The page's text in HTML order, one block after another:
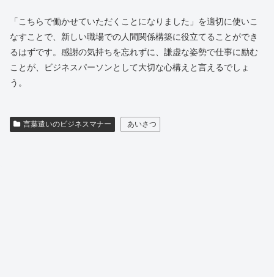
「こちらで働かせていただくことになりました」を適切に使いこ
なすことで、新しい職場での人間関係構築に役立てることができ
るはずです。感謝の気持ちを忘れずに、謙虚な姿勢で仕事に励む
ことが、ビジネスパーソンとして大切な心構えと言えるでしょ
う。
言葉遣いのビジネスマナー あいさつ